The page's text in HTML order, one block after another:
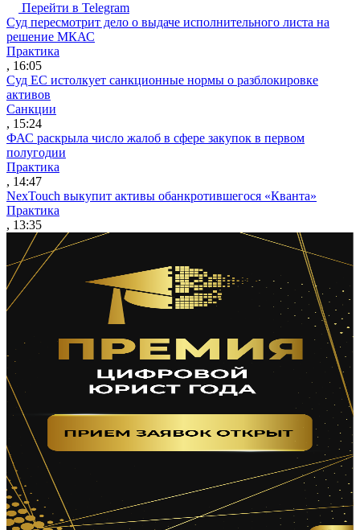
Перейти в Telegram
Суд пересмотрит дело о выдаче исполнительного листа на
решение МКАС
Практика
, 16:05
Суд ЕС истолкует санкционные нормы о разблокировке
активов
Санкции
, 15:24
ФАС раскрыла число жалоб в сфере закупок в первом
полугодии
Практика
, 14:47
NexTouch выкупит активы обанкротившегося «Кванта»
Практика
, 13:35